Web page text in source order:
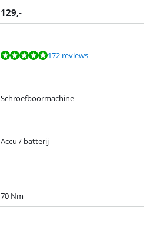
129,-
172 reviews
Schroefboormachine
Accu / batterij
70 Nm